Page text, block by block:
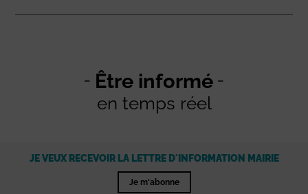
Être informé
en temps réel
JE VEUX RECEVOIR LA LETTRE D'INFORMATION MAIRIE
Je m'abonne